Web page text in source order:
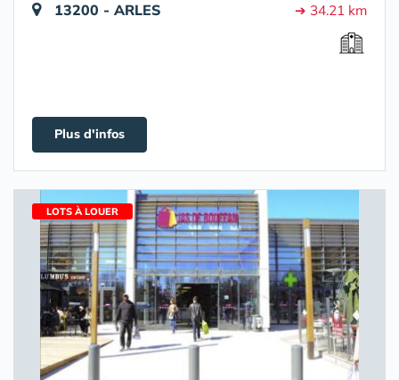
13200 - ARLES ➔ 34.21 km
Plus d'infos
LOTS À LOUER